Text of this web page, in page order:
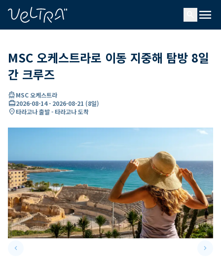
menu
MSC 오케스트라로 이동 지중해 탐방 8일
간 크루즈
directions_boatMSC 오케스트라
card_travel2026-08-14- 2026-08-21 (8일)
location_on타라고나 출발 - 타라고나 도착
keyboard_arrow_leftPrevious slide keyboard_arrow_right